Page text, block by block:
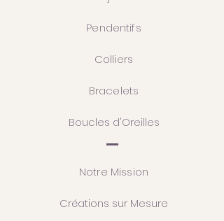
Pendentifs
Colliers
Bracelets
Boucles d'Oreilles
Notre Mission
Créations sur Mesure